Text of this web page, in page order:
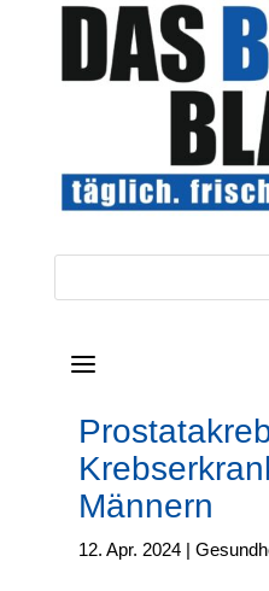
a
Männern
12. Apr. 2024|